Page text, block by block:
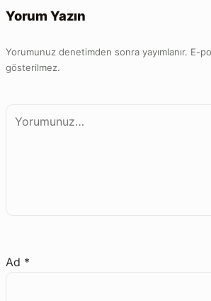
Yorum Yazın
Yorumunuz denetimden sonra yayımlanır. E-
gösterilmez.
Yorum
Ad *